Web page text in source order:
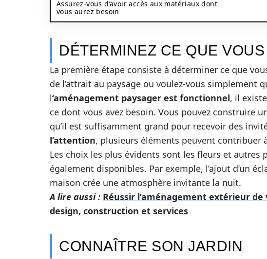
Assurez-vous d’avoir accès aux matériaux dont
vous aurez besoin
DÉTERMINEZ CE QUE
La première étape consiste à déterminer ce que
de l’attrait au paysage ou voulez-vous simplement
l‘aménagement paysager est fonctionnel, il
ce dont vous avez besoin. Vous pouvez construire
qu’il est suffisamment grand pour recevoir des
l’attention, plusieurs éléments peuvent contribuer
Les choix les plus évidents sont les fleurs et autres
également disponibles. Par exemple, l’ajout d’un
maison crée une atmosphère invitante la nuit.
A lire aussi : Réussir l’aménagement extérieur
design, construction et services
CONNAÎTRE SON JARDIN